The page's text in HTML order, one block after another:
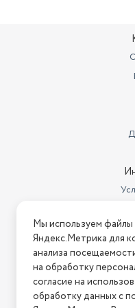
Нашли ошибку
2026 © Интернет-
Мы используем файлы
Яндекс.Метрика для
анализа
на обработку
согласие на
обработку данных с